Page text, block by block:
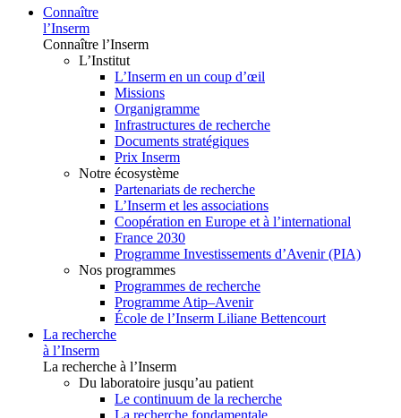
Connaître
l’Inserm
Connaître l’Inserm
L’Institut
L’Inserm en un coup d’œil
Missions
Organigramme
Infrastructures de recherche
Documents stratégiques
Prix Inserm
Notre écosystème
Partenariats de recherche
L’Inserm et les associations
Coopération en Europe et à l’international
France 2030
Programme Investissements d’Avenir (PIA)
Nos programmes
Programmes de recherche
Programme Atip–Avenir
École de l’Inserm Liliane Bettencourt
La recherche
à l’Inserm
La recherche à l’Inserm
Du laboratoire jusqu’au patient
Le continuum de la recherche
La recherche fondamentale